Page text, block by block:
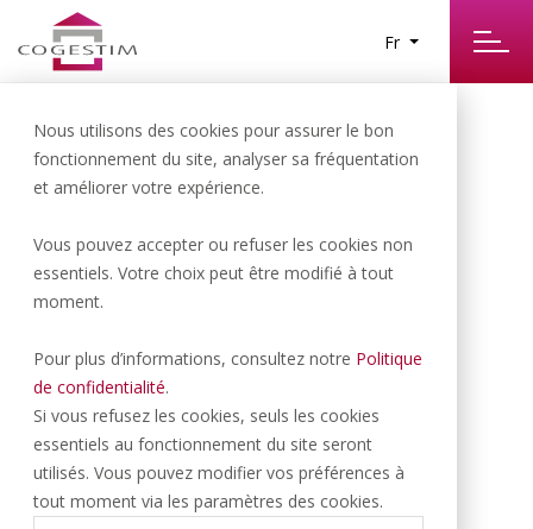
Nous utilisons des cookies pour assurer le bon
fonctionnement du site, analyser sa fréquentation
et améliorer votre expérience.
Vous pouvez accepter ou refuser les cookies non
essentiels. Votre choix peut être modifié à tout
moment.
Pour plus d’informations, consultez notre Politique
de confidentialité.
Si vous refusez les cookies, seuls les cookies
essentiels au fonctionnement du site seront
utilisés. Vous pouvez modifier vos préférences à
tout moment via les paramètres des cookies.
Fr
RENENS VD | 500.- CHF/NET/MOIS
Dépôt disponible de suite
59 M2